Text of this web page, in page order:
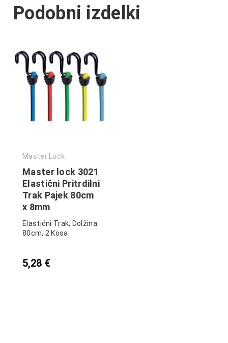
Podobni izdelki
Master Lock
Master lock 3021
Elastični Pritrdilni
Trak Pajek 80cm
x 8mm
Elastični Trak, Dolžina
80cm, 2 Kosa.
5,28 €